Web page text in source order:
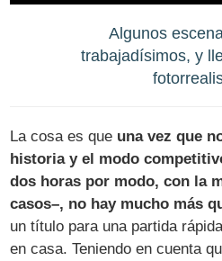
Algunos
trabajadísimos, y
La cosa es que una vez que
historia y el modo
dos horas por modo, con la
casos–, no hay mucho más
un título para una partida
en casa. Teniendo en cuenta